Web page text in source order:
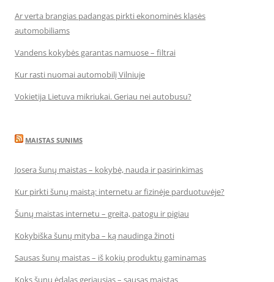
Ar verta brangias padangas pirkti ekonominės klasės
automobiliams
Vandens kokybės garantas namuose – filtrai
Kur rasti nuomai automobilį Vilniuje
Vokietija Lietuva mikriukai. Geriau nei autobusu?
MAISTAS SUNIMS
Josera šunų maistas – kokybė, nauda ir pasirinkimas
Kur pirkti šunų maistą: internetu ar fizinėje parduotuvėje?
Šunų maistas internetu – greita, patogu ir pigiau
Kokybiška šunų mityba – ką naudinga žinoti
Sausas šunų maistas – iš kokių produktų gaminamas
Koks šunų ėdalas geriausias – sausas maistas